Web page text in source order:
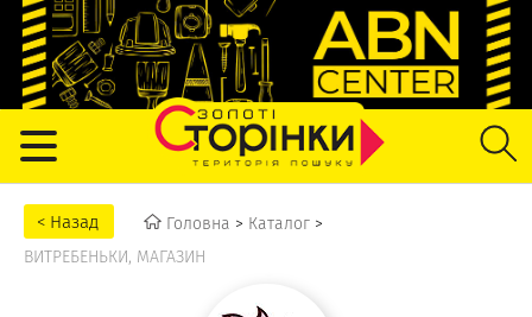
Головна > Каталог >
ВИТРЕБЕНЬКИ, МАГАЗИН